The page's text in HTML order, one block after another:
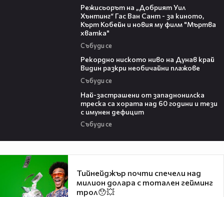
Режисьорът на „Добрият Уил
Хънтинг“ Гас Ван Сант - за киното,
Кърт Кобейн и новия му филм "Мъртва
хватка"
Събуди се
Рекордно ниското ниво на Дунав край
Видин разкри необичайни плажове
Събуди се
Най-застрашени от западнонилска
треска са хората над 60 години и тези
с имунен дефицит
Събуди се
Тийнейджър почти спечели над
милион долара с тотален гейминг
трол😯💥